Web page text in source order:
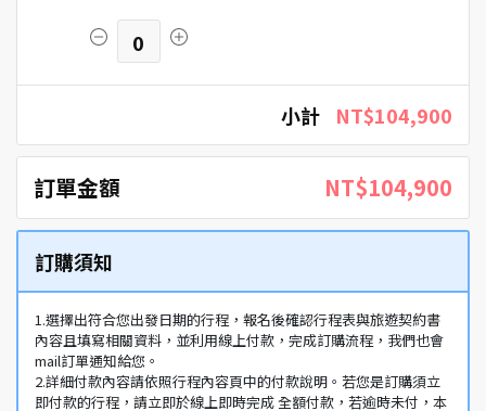
0
小計 NT$104,900
訂單金額 NT$104,900
訂購須知
1.選擇出符合您出發日期的行程，報名後確認行程表與旅遊契約書
內容且填寫相關資料，並利用線上付款，完成訂購流程，我們也會
mail訂單通知給您。
2.詳細付款內容請依照行程內容頁中的付款說明。若您是訂購須立
即付款的行程，請立即於線上即時完成 全額付款，若逾時未付，本